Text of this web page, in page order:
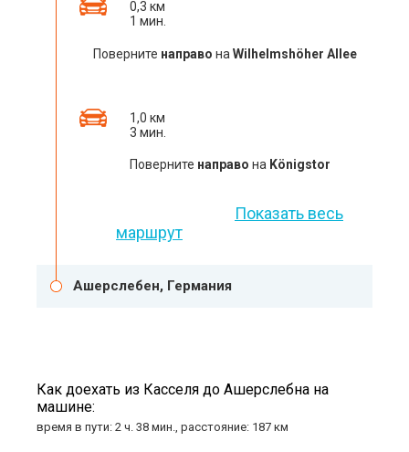
0,3 км
1 мин.
Поверните направо на Wilhelmshöher Allee
1,0 км
3 мин.
Поверните направо на Königstor
Показать весь
маршрут
Ашерслебен, Германия
Как доехать из Касселя до Ашерслебна на
машине:
время в пути: 2 ч. 38 мин., расстояние: 187 км